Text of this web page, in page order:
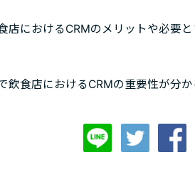
店におけるCRMのメリットや必要
飲食店におけるCRMの重要性が分